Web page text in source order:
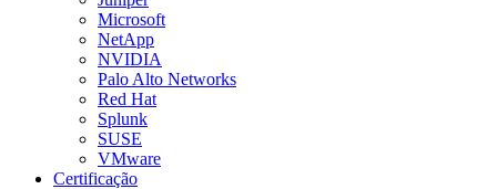
Microsoft
NetApp
NVIDIA
Palo Alto Networks
Red Hat
Splunk
SUSE
VMware
Certificação